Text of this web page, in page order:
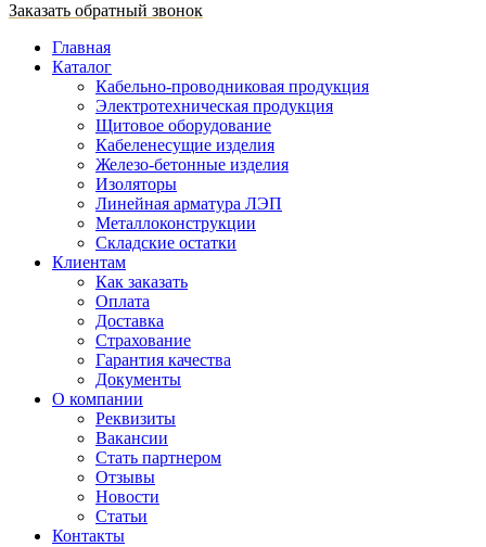
Заказать обратный звонок
Главная
Каталог
Кабельно-проводниковая продукция
Электротехническая продукция
Щитовое оборудование
Кабеленесущие изделия
Железо-бетонные изделия
Изоляторы
Линейная арматура ЛЭП
Металлоконструкции
Складские остатки
Клиентам
Как заказать
Оплата
Доставка
Страхование
Гарантия качества
Документы
О компании
Реквизиты
Вакансии
Стать партнером
Отзывы
Новости
Статьи
Контакты